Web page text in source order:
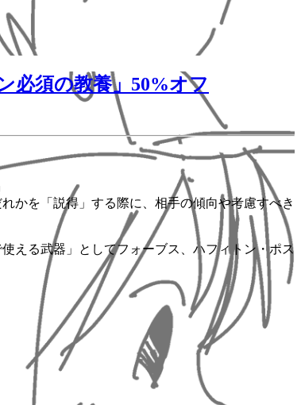
必須の教養」50%オフ
かを「説得」する際に、相手の傾向や考慮すべき
える武器」としてフォーブス、ハフィトン・ポス